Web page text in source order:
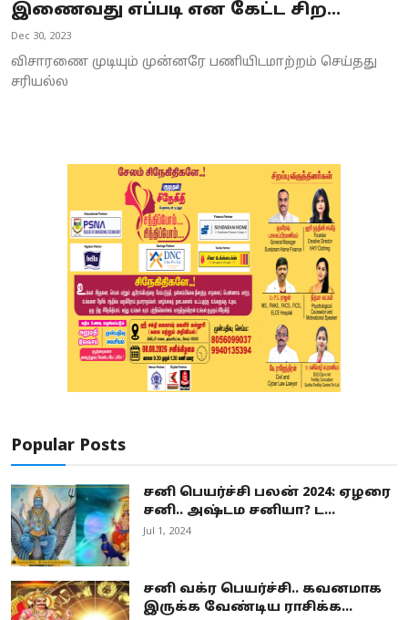
இணைவது எப்படி என கேட்ட சிற...
Dec 30, 2023
விசாரணை முடியும் முன்னரே பணியிடமாற்றம் செய்தது
சரியல்ல
Popular Posts
சனி பெயர்ச்சி பலன் 2024: ஏழரை
சனி.. அஷ்டம சனியா? ட...
Jul 1, 2024
சனி வக்ர பெயர்ச்சி.. கவனமாக
இருக்க வேண்டிய ராசிக்க...